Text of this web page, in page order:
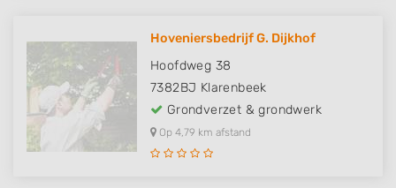
Hoveniersbedrijf G. Dijkhof
Hoofdweg 38
7382BJ Klarenbeek
Grondverzet & grondwerk
Op 4,79 km afstand